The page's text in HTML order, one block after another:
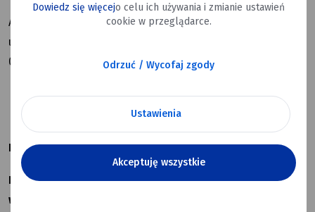
Apteka
ul. Poniatowskiego 64,
08-500 Ryki tel. 81-865 22 31
DODATKOWE GODZINY PRACY APTEKI W DĘBLINIE
Informujemy, że od 1 stycznia do 31 grudnia 2026 r.
w każdą niedzielę i święta (dni ustawowo wolne od
Dowiedz się więcejo celu ich używania i zmianie ustawień
cookie w przeglądarce.
Odrzuć / Wycofaj zgody
Ustawienia
Akceptuję wszystkie